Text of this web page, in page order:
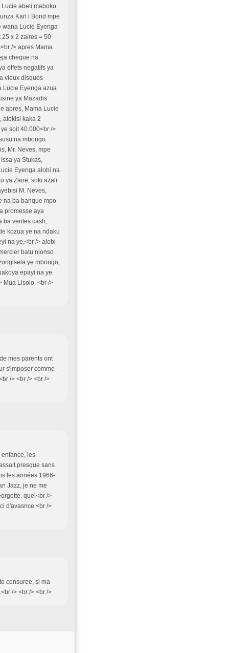
abeti maboko
Karl i Bond mpe
wana Lucie Eyenga
x 2 zaires = 50
/> apres Mama
cheque na
effets negatifs ya
vieux disques
Lucie Eyenga azua
ya Mazadis
apres, Mama Lucie
atekisi kaka 2
soit 40.000<br />
na mbongo
Mr. Neves, mpe
ya Stukas,
Eyenga alobi na
ya Zaire, soki azali
M. Neves,
na ba banque mpo
promesse aya
ba ventes cash,
kozua ye na ndaku
na ye,<br /> alobi
batu nionso
ye mbongo,
epayi na ye.
Mua Lisolo. <br />
mes parents ont
s'imposer comme
/> <br /> <br />
enfance, les
presque sans
les années 1966-
Jazz, je ne me
quel<br />
d'avasnce.<br />
censuree, si ma
/> <br /> <br />